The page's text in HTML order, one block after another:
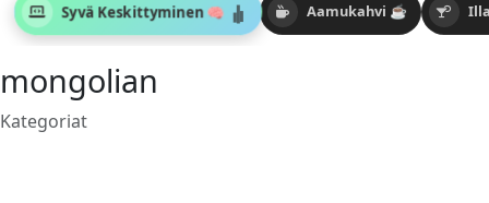
Aamukahvi ☕
Syvä Keskittyminen 🧠
mongolian
Kategoriat